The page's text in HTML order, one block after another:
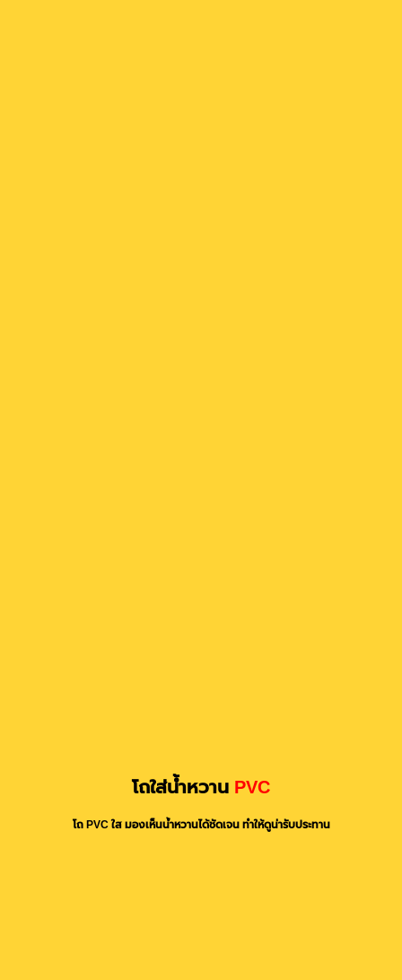
โถใส่น้ำหวาน PVC
โถ PVC ใส มองเห็นน้ำหวานได้ชัดเจน ทำให้ดูน่ารับประทาน